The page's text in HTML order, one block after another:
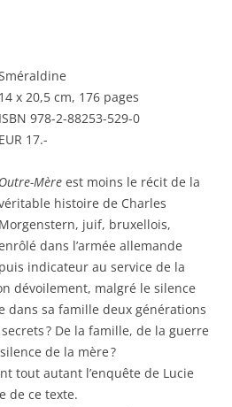
14 x 20,5 cm, 176 pages
ISBN 978-2-88253-529-0
EUR 17.-
Outre-Mère est moins le récit de la
histoire de Charles
Morgenstern, juif, bruxellois,
dans l’armée allemande
puis indicateur au service de la
dévoilement, malgré le silence
dans sa famille deux générations
? De la famille, de la guerre
de la mère ?
tout autant l’enquête de Lucie
de ce texte.